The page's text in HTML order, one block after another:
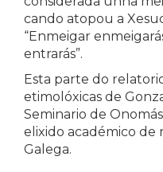
cando atopou a
“Enmeigar
entrarás”.
Esta parte do
etimolóxicas de
Seminario de
elixido académico de
Galega.